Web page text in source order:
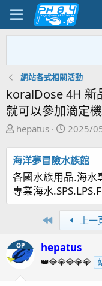
網站各式相關活動
koralDose 4H 新
就可以參加滴定
主
發
起
人
hepatus
開
日
期
2025/
海洋夢冒險水族館
各國水族用品.海水
專業海水
First 上一
OP hepatus
👑💎💎💎💎💎